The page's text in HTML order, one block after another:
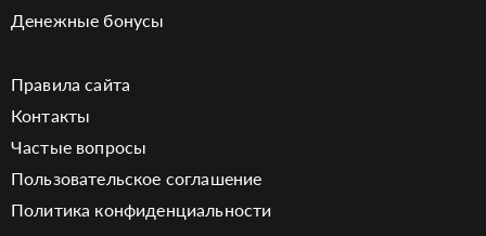
Денежные бонусы
Правила сайта
Контакты
Частые вопросы
Пользовательское соглашение
Политика конфиденциальности